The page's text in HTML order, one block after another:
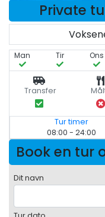
Private
Man Tir Ons
Transfer
Tur timer
08:00 - 24:00
Book en tur
Dit navn